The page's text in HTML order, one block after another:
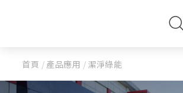
首頁 /產品應用 / 潔淨綠能